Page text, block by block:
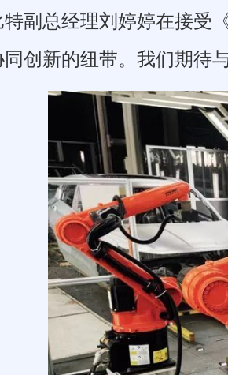
特副总经理刘婷婷在接受
同创新的纽带。我们期待